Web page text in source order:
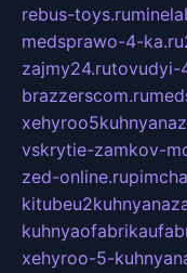
rebus-toys.ru
medsprawo-4-ka.ru
zajmy24.rutovudyi-
brazzerscom.ru
vskrytie-zamkov-
zed-online.ru
xehyroo-5-